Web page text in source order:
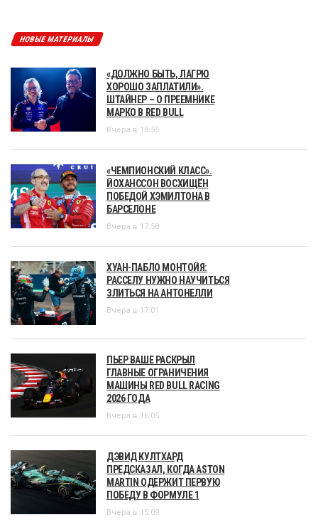
НОВЫЕ МАТЕРИАЛЫ
«ДОЛЖНО БЫТЬ, ЛАГРЮ
ХОРОШО ЗАПЛАТИЛИ».
ШТАЙНЕР – О ПРЕЕМНИКЕ
МАРКО В RED BULL
Вчера в 18:55
«ЧЕМПИОНСКИЙ КЛАСС».
ЙОХАНССОН ВОСХИЩЁН
ПОБЕДОЙ ХЭМИЛТОНА В
БАРСЕЛОНЕ
Вчера в 17:58
ХУАН-ПАБЛО МОНТОЙЯ:
РАССЕЛУ НУЖНО НАУЧИТЬСЯ
ЗЛИТЬСЯ НА АНТОНЕЛЛИ
Вчера в 17:01
ПЬЕР ВАШЕ РАСКРЫЛ
ГЛАВНЫЕ ОГРАНИЧЕНИЯ
МАШИНЫ RED BULL RACING
2026 ГОДА
Вчера в 16:05
ДЭВИД КУЛТХАРД
ПРЕДСКАЗАЛ, КОГДА ASTON
MARTIN ОДЕРЖИТ ПЕРВУЮ
ПОБЕДУ В ФОРМУЛЕ 1
Вчера в 15:09